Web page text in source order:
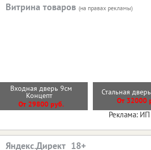
Витрина товаров (на правах рекламы)
Входная дверь 9см
Концепт
От 29800 руб.
Стальная
От 32000
Реклама:
Яндекс.Директ